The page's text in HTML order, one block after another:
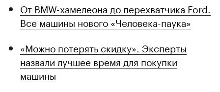
От BMW-хамелеона до перехватчика Ford.
Все машины нового «Человека-паука»
«Можно потерять скидку». Эксперты
назвали лучшее время для покупки
машины